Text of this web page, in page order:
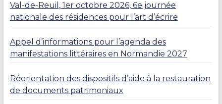
Val-de-Reuil, 1er octobre 2026, 6e journée
nationale des résidences pour l’art d’écrire
Appel d’informations pour l’agenda des
manifestations littéraires en Normandie 2027
Réorientation des dispositifs d’aide à la restauration
de documents patrimoniaux